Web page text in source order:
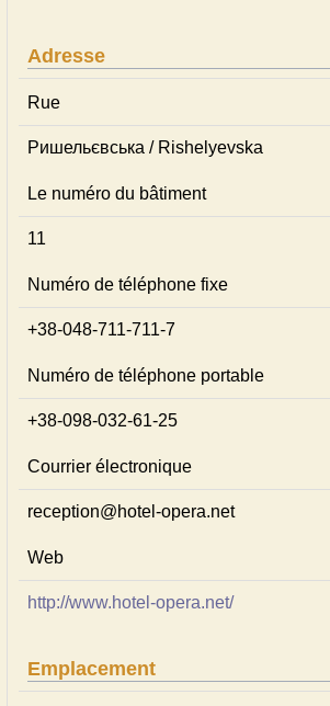
Adresse
Rue
Ришельєвська / Rishelyevska
Le numéro du bâtiment
11
Numéro de téléphone fixe
+38-048-711-711-7
Numéro de téléphone portable
+38-098-032-61-25
Courrier électronique
reception@hotel-opera.net
Web
http://www.hotel-opera.net/
Emplacement